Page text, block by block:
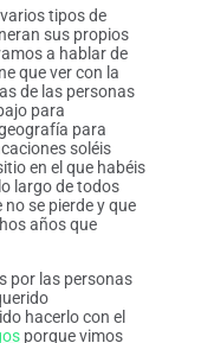
tipos de
sus propios
a hablar de
que ver con la
de las personas
para
para
soléis
en el que habéis
largo de todos
se pierde y que
años que
por las personas
hacerlo con el
porque vimos